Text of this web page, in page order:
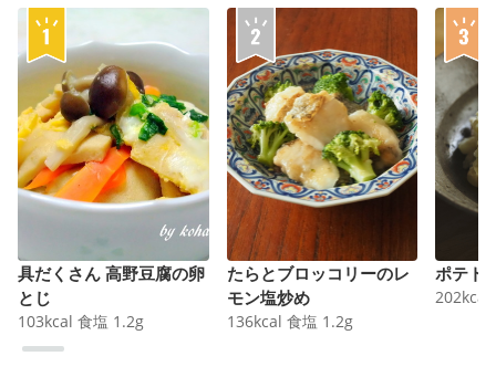
具だくさん 高野豆腐の卵
とじ
103kcal 食塩 1.2g
たらとブロッコリーのレ
モン塩炒め
136kcal 食塩 1.2g
ポテト
202kcal